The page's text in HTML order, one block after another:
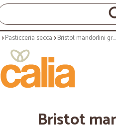
Pasticceria secca Bristot mandorlini gr.200
Bristot